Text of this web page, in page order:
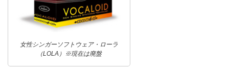
女性シンガーソフトウェア・ローラ
（LOLA）※現在は廃盤